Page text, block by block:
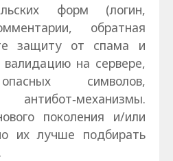
форм (логин,
обратная
защиту от спама и
на сервере,
символов,
поколения и/или
их лучше подбирать